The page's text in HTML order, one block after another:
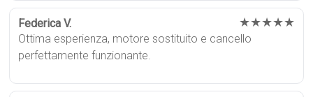
Federica V. ★★★★★
Ottima esperienza, motore sostituito e cancello
perfettamente funzionante.